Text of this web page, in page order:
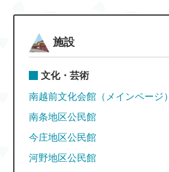
施設
文化・芸術
南越前文化会館（メインページ）
南条地区公民館
今庄地区公民館
河野地区公民館